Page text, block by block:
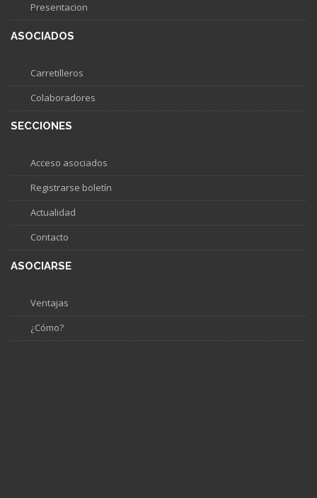
Presentacion
ASOCIADOS
Carretilleros
Colaboradores
SECCIONES
Acceso asociados
Registrarse boletín
Actualidad
Contacto
ASOCIARSE
Ventajas
¿Cómo?